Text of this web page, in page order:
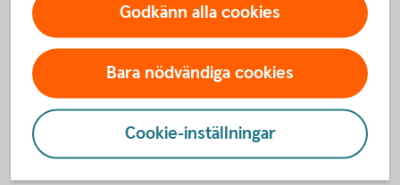
För att se detta innehåll behöver du först
godkänna cookies för Funktioner, prestanda
Godkänn alla cookies
Bara nödvändiga cookies
Cookie-inställningar